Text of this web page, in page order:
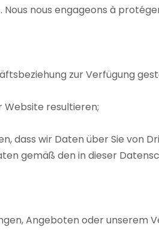
nous engageons à
zur Verfügung
Website resultieren;
dass wir Daten über Sie von
gemäß den in dieser
Angeboten oder unserem